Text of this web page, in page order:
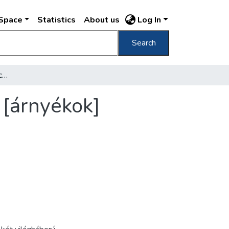
Statistics About us Log In
Search
[Járókelők egy villa díszrácsos kapuja előtt] [árnyékok]